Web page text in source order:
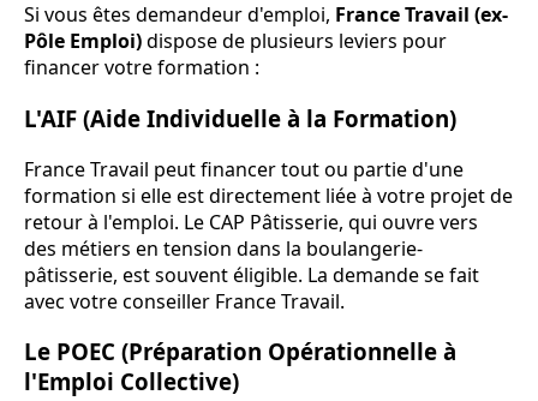
Si vous êtes demandeur d'emploi, France Travail (ex-
Pôle Emploi)dispose de plusieurs leviers pour
financer votre formation :
L'AIF (Aide Individuelle à la Formation)
France Travail peut financer tout ou partie d'une
formation si elle est directement liée à votre projet de
retour à l'emploi. Le CAP Pâtisserie, qui ouvre vers
des métiers en tension dans la boulangerie-
pâtisserie, est souvent éligible. La demande se fait
avec votre conseiller France Travail.
Le POEC (Préparation Opérationnelle à
l'Emploi Collective)